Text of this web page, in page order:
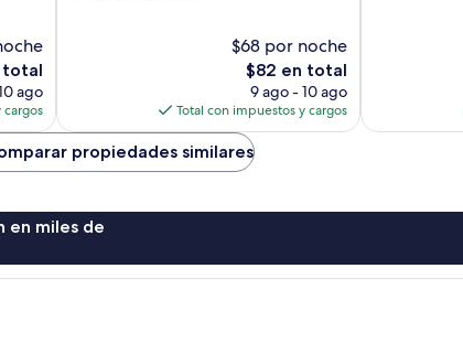
total
ago
cargos
$68 por noche
El
precio
actual
es
de
$82
$82 en total
9 ago - 10 ago
Total con impuestos y cargos
propiedades similares
en miles de